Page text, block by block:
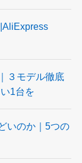
３モデル徹底
1台を
いのか｜5つの